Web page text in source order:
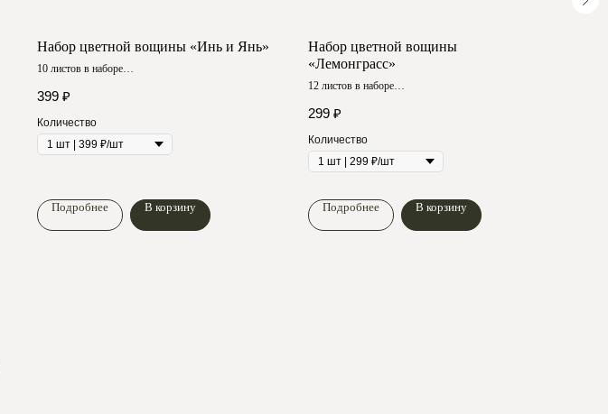
Набор цветной вощины «Инь и Янь»
10 листов в наборе
399 ₽
Количество
Подробнее В корзину
Набор цветной вощины
«Лемонграсс»
12 листов в наборе
299 ₽
Количество
Подробнее В корзину